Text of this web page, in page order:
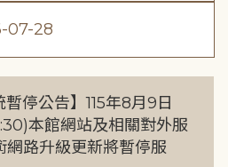
07-28
暫停公告】115年8月9日
本館網站及相關對外服
網路升級更新將暫停服